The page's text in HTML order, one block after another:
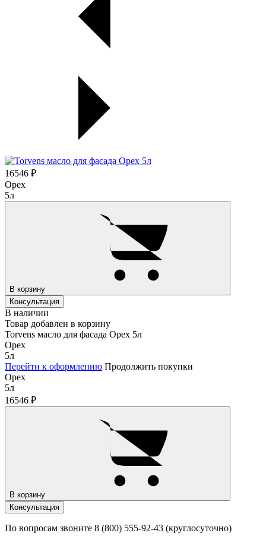
16546 ₽
Орех
5л
В корзину
Консультация
В наличии
Товар добавлен в корзину
Torvens масло для фасада Орех 5л
Орех
5л
Перейти к оформлению Продолжить покупки
Орех
5л
16546 ₽
В корзину
Консультация
По вопросам звоните 8 (800) 555-92-43 (круглосуточно)